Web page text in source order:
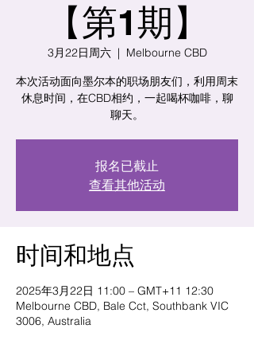
【第1期】
3月22日周六
  |
Melbourne CBD
本次活动面向墨尔本的职场朋友们，利用周末
休息时间，在CBD相约，一起喝杯咖啡，聊
聊天。
报名已截止
查看其他活动
时间和地点
2025年3月22日 11:00 – GMT+11 12:30
Melbourne CBD, Bale Cct, Southbank VIC
3006, Australia